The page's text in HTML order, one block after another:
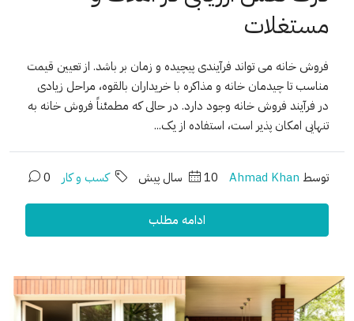
مستغلات
فروش خانه می تواند فرآیندی پیچیده و زمان بر باشد. از تعیین قیمت
مناسب تا چیدمان خانه و مذاکره با خریداران بالقوه، مراحل زیادی
در فرآیند فروش خانه وجود دارد. در حالی که مطمئناً فروش خانه به
تنهایی امکان پذیر است، استفاده از یک...
توسط Ahmad Khan 10 سال پیش کسب و کار 0
ادامه مطلب